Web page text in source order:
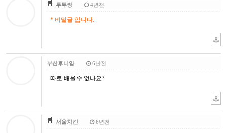
투투짱 4년전
* 비밀글 입니다.
부산후니얌 6년전
따로 배울수 없나요?
서울치킨 6년전